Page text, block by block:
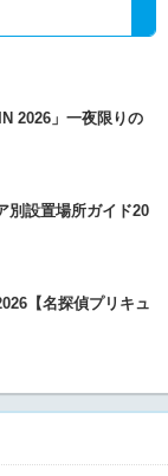
2026」一夜限りの
別設置場所ガイド20
【名探偵プリキュ